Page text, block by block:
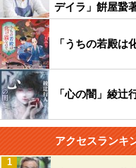
デイラ」餠屋䖸
「うちの若殿は
「心の闇」綾辻
アクセスランキ
1